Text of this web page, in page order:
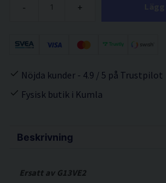
Beskrivning
Ersatt av G13VE2
- +
Nöjda kunder - 4.9 / 5 på Trustpilot
Fysisk butik i Kumla